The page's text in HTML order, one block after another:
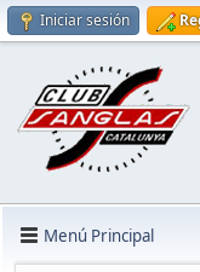
Iniciar sesión
Menú Principal